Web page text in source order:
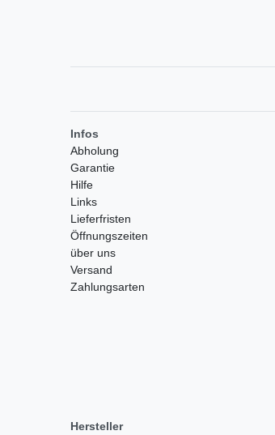
Infos
Abholung
Garantie
Hilfe
Links
Lieferfristen
Öffnungszeiten
über uns
Versand
Zahlungsarten
Hersteller